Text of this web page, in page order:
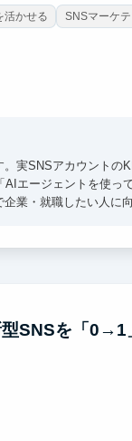
活かせる SNSマーケ
実SNSアカウントの
エージェントを使っ
業・就職したい人に向
型SNSを「